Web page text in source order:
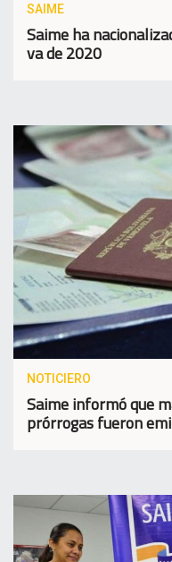
SAIME
Saime ha
va de 2020
NOTICIERO
Saime informó que
prórrogas fueron